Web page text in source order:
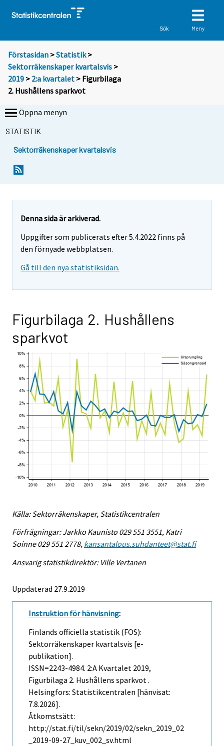
Sök Meny
Förstasidan >Statistik >
Sektorräkenskaper kvartalsvis >
2019 > 2:a kvartalet > Figurbilaga
2. Hushållens sparkvot
Öppna menyn
STATISTIK
Sektorräkenskaper kvartalsvis
Denna sida är arkiverad.
Uppgifter som publicerats efter 5.4.2022 finns på
den förnyade webbplatsen.
Gå till den nya statistiksidan.
Figurbilaga 2. Hushållens
sparkvot
Källa: Sektorräkenskaper, Statistikcentralen
Förfrågningar: Jarkko Kaunisto 029 551 3551, Katri
Soinne 029 551 2778, kansantalous.suhdanteet@stat.fi
Ansvarig statistikdirektör: Ville Vertanen
Uppdaterad 27.9.2019
Instruktion för hänvisning:
Finlands officiella statistik (FOS):
Sektorräkenskaper kvartalsvis [e-
publikation].
ISSN=2243-4984. 2:a Kvartalet 2019,
Figurbilaga 2. Hushållens sparkvot .
Helsingfors: Statistikcentralen [hänvisat:
7.8.2026].
Åtkomstsätt:
http://stat.fi/til/sekn/2019/02/sekn_2019_02
_2019-09-27_kuv_002_sv.html